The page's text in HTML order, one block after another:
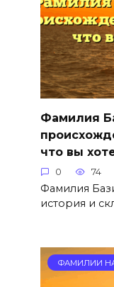
Фамилия
что вы
0 74
Фамилия
история и
ФАМИЛИИ